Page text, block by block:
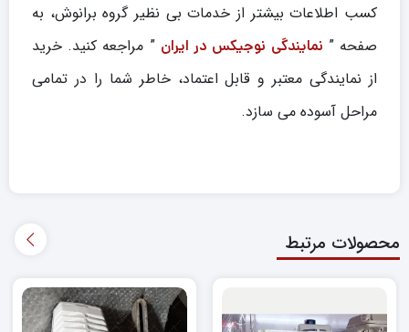
کسب اطلاعات بیشتر از خدمات بی نظیر گروه برانوش، به
صفحه ” نمایندگی نوجیکس در ایران ” مراجعه کنید. خرید
از نمایندگی معتبر و قابل اعتماد، خاطر شما را در تمامی
مراحل آسوده می سازد.
محصولات مرتبط